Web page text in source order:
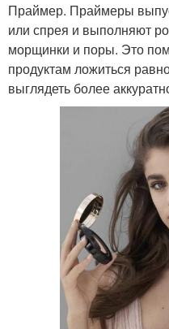
Праймер. Праймеры
или спрея и выполняют
морщинки и поры. Это
продуктам ложиться
выглядеть более